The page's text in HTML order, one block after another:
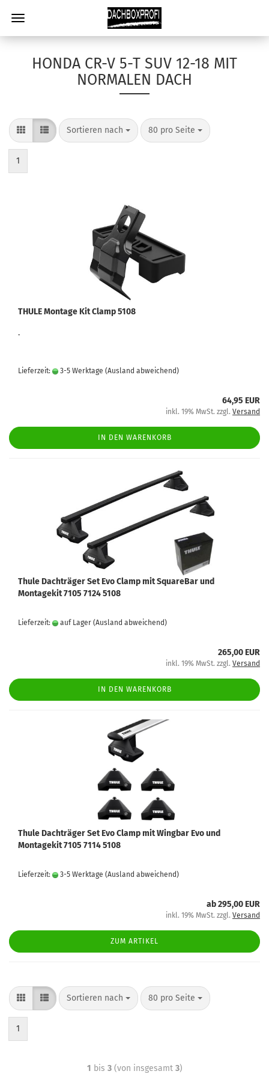
HONDA CR-V 5-T SUV 12-18 MIT
NORMALEN DACH
Sortieren nach 80 pro Seite
1
THULE Montage Kit Clamp 5108
.
Lieferzeit: 3-5 Werktage (Ausland abweichend)
64,95 EUR
inkl. 19% MwSt. zzgl. Versand
IN DEN WARENKORB
Thule Dachträger Set Evo Clamp mit SquareBar und
Montagekit 7105 7124 5108
Lieferzeit: auf Lager (Ausland abweichend)
265,00 EUR
inkl. 19% MwSt. zzgl. Versand
IN DEN WARENKORB
Thule Dachträger Set Evo Clamp mit Wingbar Evo und
Montagekit 7105 7114 5108
Lieferzeit: 3-5 Werktage (Ausland abweichend)
ab 295,00 EUR
inkl. 19% MwSt. zzgl. Versand
ZUM ARTIKEL
Sortieren nach 80 pro Seite
1
1 bis 3(von insgesamt 3)